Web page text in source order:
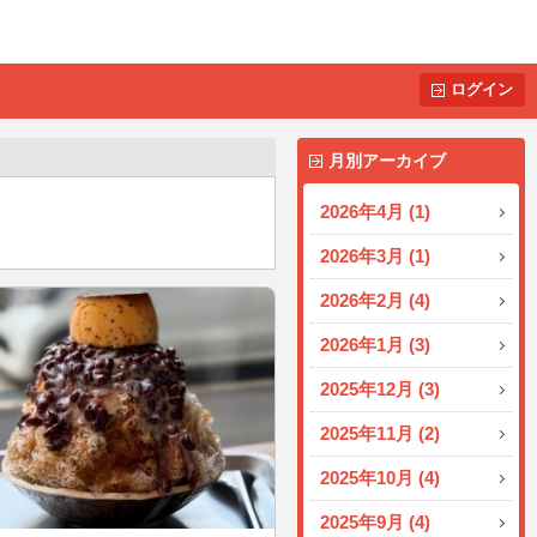
ログイン
月別アーカイブ
2026年4月 (1)
2026年3月 (1)
2026年2月 (4)
2026年1月 (3)
2025年12月 (3)
2025年11月 (2)
2025年10月 (4)
2025年9月 (4)